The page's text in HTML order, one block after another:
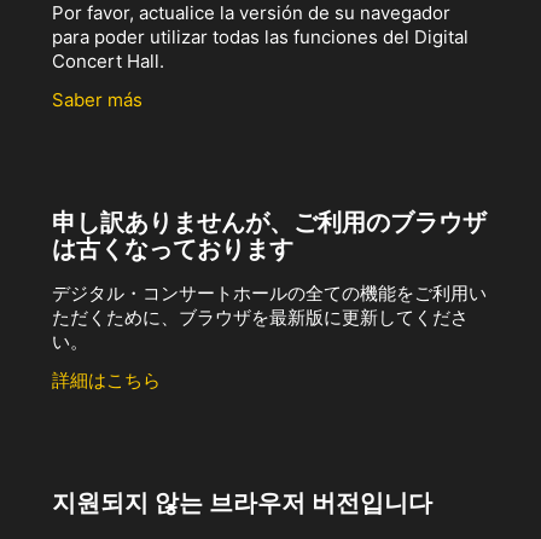
Por favor, actualice la versión de su navegador
para poder utilizar todas las funciones del Digital
Concert Hall.
Saber más
申し訳ありませんが、ご利用のブラウザ
は古くなっております
デジタル・コンサートホールの全ての機能をご利用い
ただくために、ブラウザを最新版に更新してくださ
い。
詳細はこちら
지원되지 않는 브라우저 버전입니다